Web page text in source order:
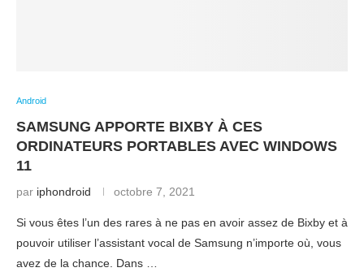
Android
SAMSUNG APPORTE BIXBY À CES
ORDINATEURS PORTABLES AVEC WINDOWS
11
par iphondroid octobre 7, 2021
Si vous êtes l’un des rares à ne pas en avoir assez de Bixby et à
pouvoir utiliser l’assistant vocal de Samsung n’importe où, vous
avez de la chance. Dans …